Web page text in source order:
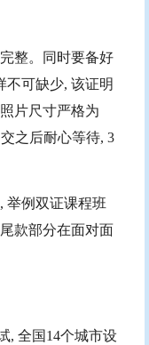
整。同时要备好
不可缺少, 该证明
片尺寸严格为
之后耐心等待, 3
举例双证课程班
款部分在面对面
, 全国14个城市设